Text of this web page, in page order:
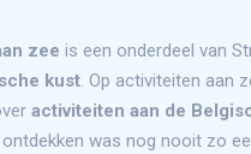
zee is een onderdeel van
kust. Op activiteiten aan
activiteiten aan de
was nog nooit zo